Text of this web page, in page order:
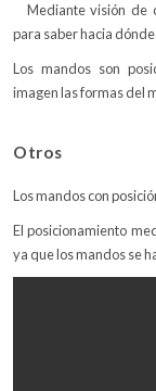
Mediante visión de
para saber hacia
Los mandos son
imagen las formas del
Otros
Los mandos con
El posicionamiento
ya que los mandos se